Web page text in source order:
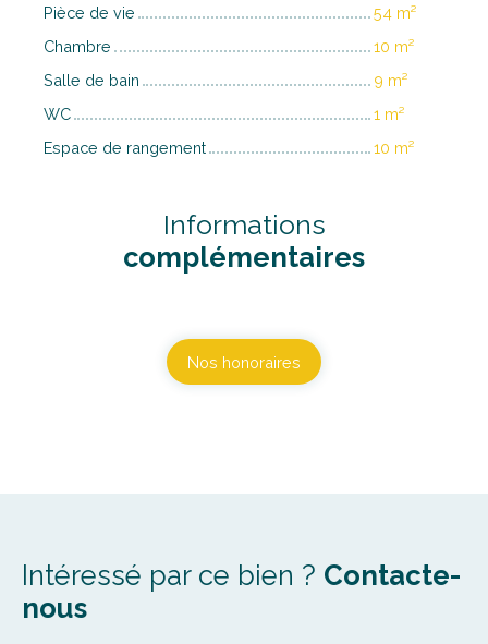
Pièce de vie
54 m²
Chambre
10 m²
Salle de bain
9 m²
WC
1 m²
Espace de rangement
10 m²
Informations
complémentaires
Nos honoraires
Intéressé par ce bien ? Contacte-
nous